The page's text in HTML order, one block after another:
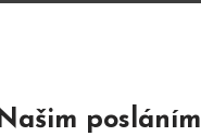
Našim posláním